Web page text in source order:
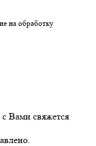
на обработку
Вами свяжется